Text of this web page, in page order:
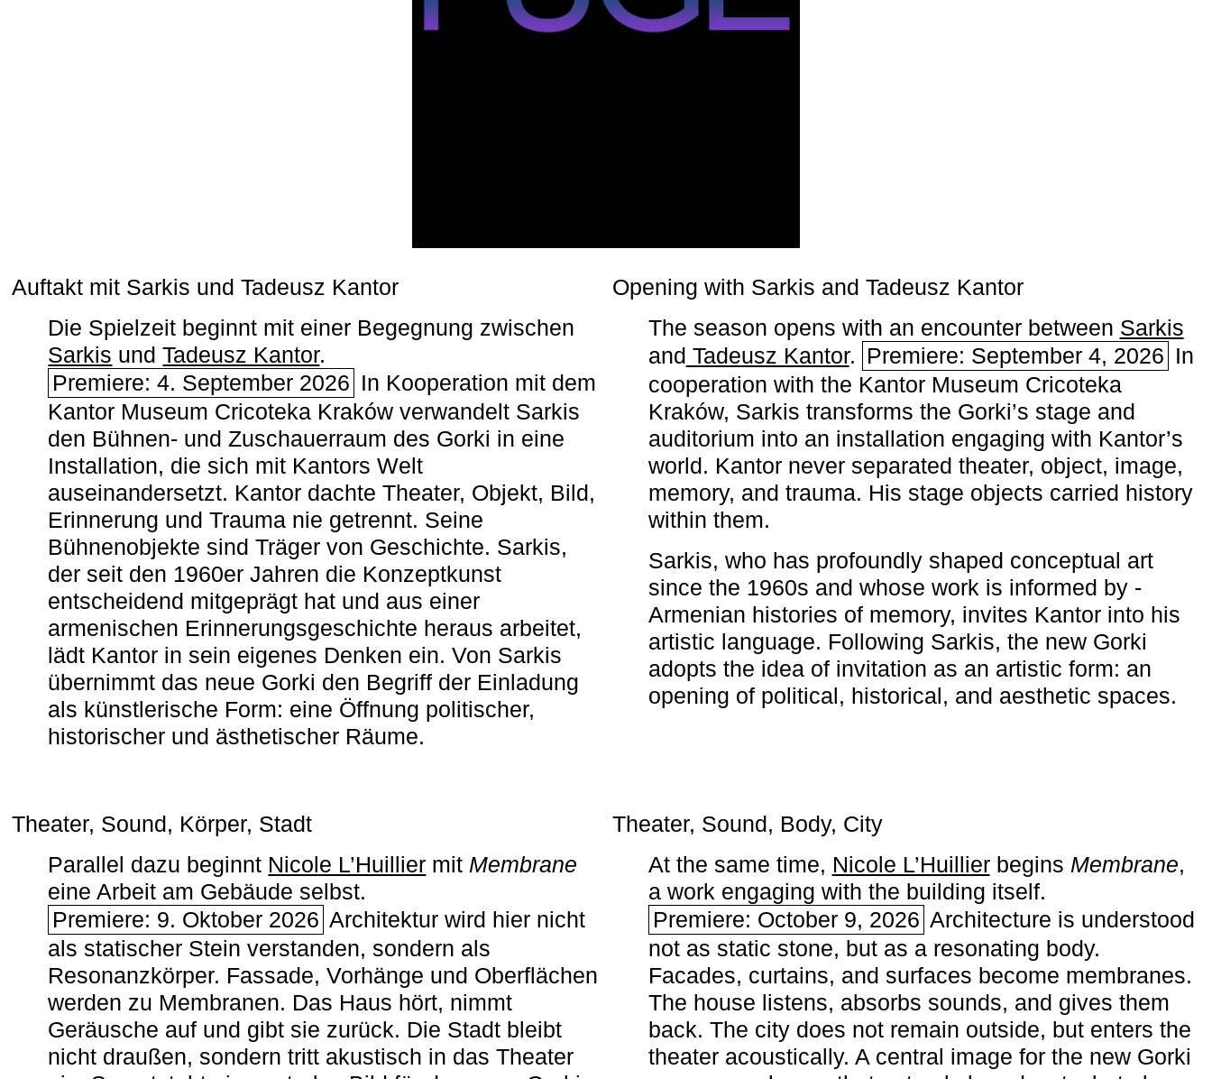
Auftakt mit Sarkis und Tadeusz Kantor
Die Spielzeit beginnt mit einer Begegnung zwischen
Sarkis undTadeusz Kantor.
Premiere: 4. September 2026 In Kooperation mit dem
Kantor Museum Cricoteka Kraków verwandelt Sarkis
den Bühnen- und Zuschauerraum des Gorki in eine
Installation, die sich mit Kantors Welt
auseinandersetzt. Kantor dachte Theater, Objekt, Bild,
Erinnerung und Trauma nie getrennt. Seine
Bühnenobjekte sind Träger von Geschichte. Sarkis,
der seit den 1960er Jahren die Konzeptkunst
entscheidend mitgeprägt hat und aus einer
armenischen ­Erinnerungsgeschichte heraus arbeitet,
lädt Kantor in sein eigenes Denken ein. Von Sarkis
übernimmt das neue Gorki den Begriff der Einladung
als künstlerische Form: eine Öffnung politischer,
historischer und ästhetischer Räume.
Opening with Sarkis and Tadeusz Kantor
The season opens with an encounter between Sarkis
and Tadeusz Kantor. Premiere: September 4, 2026 In
cooperation with the ­Kantor Museum Cricoteka
Kraków, Sarkis transforms the Gorki’s stage and
auditorium into an installation engaging with Kantor’s
world. Kantor never separated theater, object, image,
memory, and trauma. His stage objects carried history
within them.
Sarkis, who has profoundly shaped conceptual art
since the 1960s and whose work is informed by ­
Armenian histories of memory, invites Kantor into his
artistic language. Following Sarkis, the new Gorki
adopts the idea of invitation as an artistic form: an
opening of political, historical, and aesthetic spaces.
Theater, Sound, Körper, Stadt
Parallel dazu beginnt Nicole L’Huillier mit ­ Membrane
eine Arbeit am Gebäude selbst.
Premiere: 9. Oktober 2026 Architektur wird hier nicht
als statischer Stein verstanden, sondern als
Resonanzkörper. Fassade, Vorhänge und Oberflächen
werden zu Membranen. Das Haus hört, nimmt
Geräusche auf und gibt sie zurück. Die Stadt bleibt
nicht draußen, sondern tritt akustisch in das Theater
Theater, Sound, Body, City
At the same time, Nicole L’Huillierbegins ­ Membrane,
a work engaging with the building itself.
Premiere: October 9, 2026 Architecture is understood
not as static stone, but as a resonating body.
Facades, curtains, and surfaces become membranes.
The house listens, absorbs sounds, and gives them
back. The city does not remain outside, but enters the
theater acoustically. A central image for the new Gorki